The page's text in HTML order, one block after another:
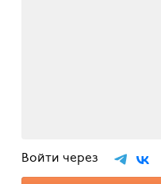
Войти через